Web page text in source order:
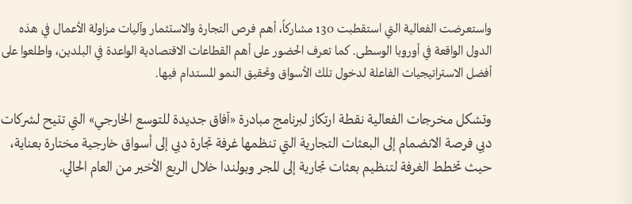
واستعرضت الفعالية التي استقطبت 130 مشاركاً، أهم فرص التجارة والاستثمار وآليات مزاولة الأعمال في هذه
الدول الواقعة في أوروبا الوسطى. كما تعرف الحضور على أهم القطاعات الاقتصادية الواعدة في البلدين، واطلعوا على
أفضل الاستراتيجيات الفاعلة لدخول تلك الأسواق وتحقيق النمو المستدام فيها.
وتشكل مخرجات الفعالية نقطة ارتكاز لبرنامج مبادرة «آفاق جديدة للتوسع الخارجي» التي تتيح لشركات
دبي فرصة الانضمام إلى البعثات التجارية التي تنظمها غرفة تجارة دبي إلى أسواق خارجية مختارة بعناية،
حيث تخطط الغرفة لتنظيم بعثات تجارية إلى المجر وبولندا خلال الربع الأخير من العام الحالي.